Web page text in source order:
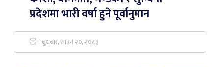
प्रदेशमा भारी वर्षा हुने पूर्वानुमान
बुधबार, साउन २०, २०८३